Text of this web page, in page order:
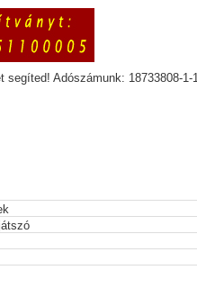
segíted! Adószámunk: 18733808-1-